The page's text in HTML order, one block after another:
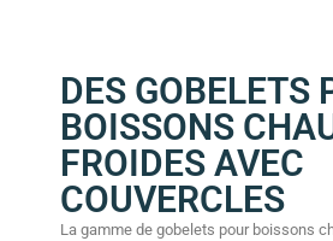
DES GOBELETS
BOISSONS
FROIDES AVEC
COUVERCLES
La gamme de gobelets pour boissons